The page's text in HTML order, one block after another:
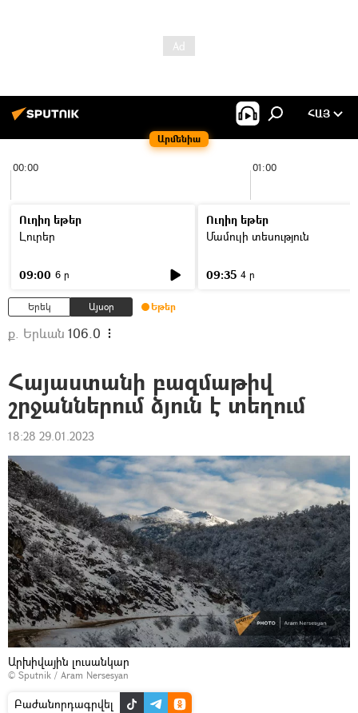
Արմենիա
ՀԱՅ
00:00 01:00
Ուղիղ եթեր
Լուրեր
09:00 6 ր
Ուղիղ եթեր
Մամուլի տեսություն
09:35 4 ր
Երեկ Այսօր Եթեր
ք. Երևան 106.0
Հայաստանի բազմաթիվ
շրջաններում ձյուն է տեղում
18:28 29.01.2023
Արխիվային լուսանկար
© Sputnik / Aram Nersesyan
Բաժանորդագրվել